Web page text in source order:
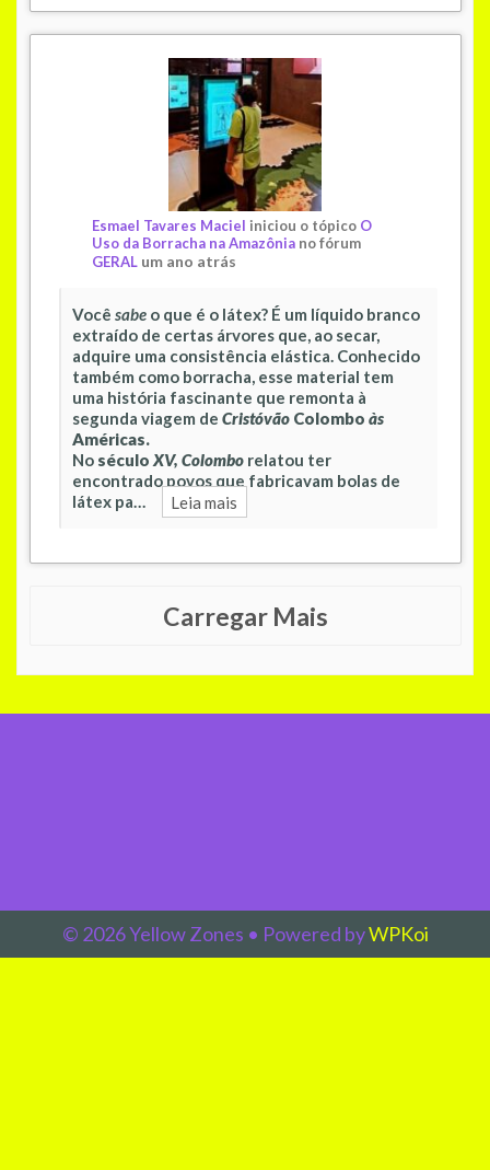
Esmael Tavares Maciel iniciou o tópico O
Uso da Borracha na Amazôniano fórum
GERAL um ano atrás
Você sabeo que é o látex? É um líquido branco
extraído de certas árvores que, ao secar,
adquire uma consistência elástica. Conhecido
também como borracha, esse material tem
uma história fascinante que remonta à
segunda viagem de CristóvãoColombo às
Américas.
No século XV, Colomborelatou ter
encontrado povos que fabricavam bolas de
látex pa…
Leia mais
Carregar Mais
© 2026 Yellow Zones • Powered byWPKoi